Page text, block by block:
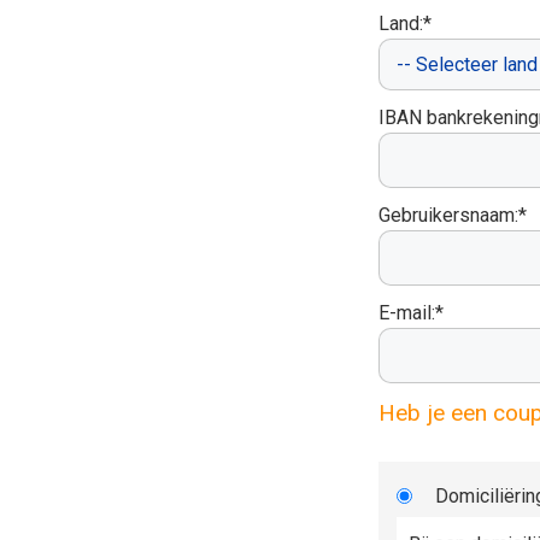
Land:*
IBAN
Gebruikersnaam:*
E-mail:*
Heb je een